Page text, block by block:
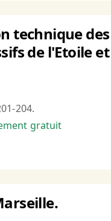
technique
de l'Etoile
204.
gratuit